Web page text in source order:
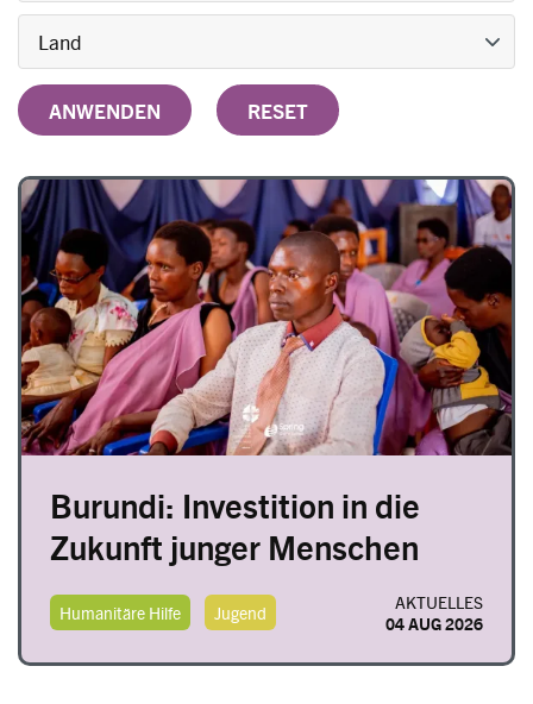
Image
Burundi: Investition in die
Zukunft junger Menschen
Humanitäre Hilfe Jugend
AKTUELLES
04 AUG 2026